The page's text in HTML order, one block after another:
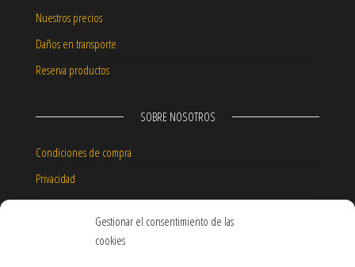
Gestionar el consentimiento de las
cookies
Nuestros precios
Daños en transporte
Reserva productos
SOBRE NOSOTROS
Condiciones de compra
Privacidad
Aviso legal
Política de cookies